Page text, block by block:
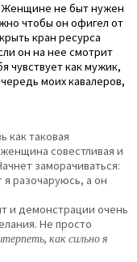
Женщине не быт нужен
чтобы он офигел от
кран ресурса
он на нее смотрит
чувствует как мужик,
моих кавалеров,
как таковая
совестливая и
заморачиваться:
разочаруюсь, а он
и демонстрации очень
Не просто
как сильно я